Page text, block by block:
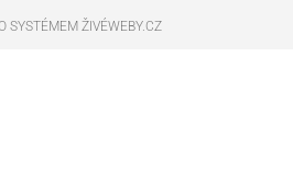
SYSTÉMEM ŽIVÉWEBY.CZ